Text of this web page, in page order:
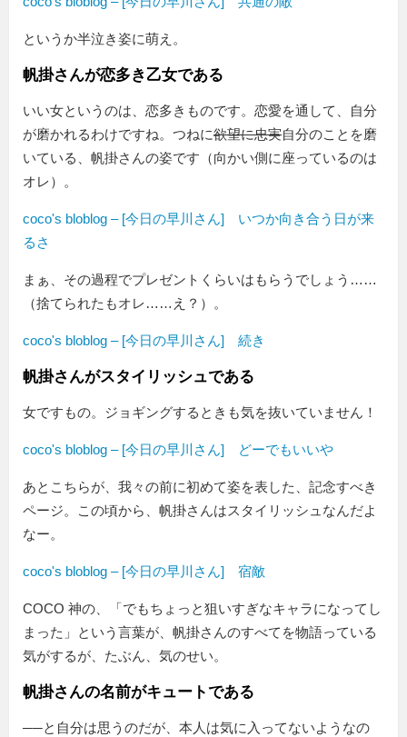
というか半泣き姿に萌え。
帆掛さんが恋多き乙女である
いい女というのは、恋多きものです。恋愛を通して、自分
が磨かれるわけですね。つねに欲望に忠実自分のことを磨
いている、帆掛さんの姿です（向かい側に座っているのは
オレ）。
coco's bloblog – [今日の早川さん] いつか向き合う日が来
るさ
まぁ、その過程でプレゼントくらいはもらうでしょう……
（捨てられたもオレ……え？）。
coco's bloblog – [今日の早川さん] 続き
帆掛さんがスタイリッシュである
女ですもの。ジョギングするときも気を抜いていません！
coco's bloblog – [今日の早川さん] どーでもいいや
あとこちらが、我々の前に初めて姿を表した、記念すべき
ページ。この頃から、帆掛さんはスタイリッシュなんだよ
なー。
coco's bloblog – [今日の早川さん] 宿敵
COCO 神の、
でもちょっと狙いすぎなキャラになってし
まった
という言葉が、帆掛さんのすべてを物語っている
気がするが、たぶん、気のせい。
帆掛さんの名前がキュートである
──と自分は思うのだが、本人は気に入ってないようなの